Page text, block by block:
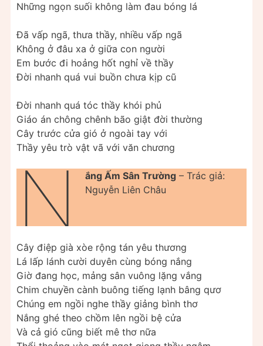
Những ngọn suối không làm đau bóng lá
Đã vấp ngã, thưa thầy, nhiều vấp ngã
Không ở đâu xa ở giữa con người
Em bước đi hoảng hốt nghỉ về thầy
Đời nhanh quá vui buồn chưa kịp cũ
Đời nhanh quá tóc thầy khói phủ
Giáo án chông chênh bão giật đời thường
Cây trước cửa gió ở ngoài tay với
Thầy yêu trò vật vã với văn chương
N ắng Ấm Sân Trường – Trác giả:
Nguyễn Liên Châu
Cây điệp già xòe rộng tán yêu thương
Lá lấp lánh cười duyên cùng bóng nắng
Giờ đang học, mảng sân vuông lặng vắng
Chim chuyền cành buông tiếng lạnh bâng qươ
Chúng em ngồi nghe thầy giảng bình thơ
Nắng ghé theo chồm lên ngồi bệ cửa
Và cả gió cũng biết mê thơ nữa